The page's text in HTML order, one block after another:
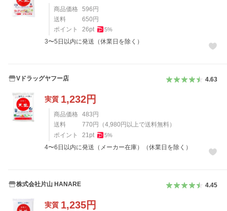
商品価格 596 円
送料
650 円
ポイント
26pt 5%
3〜5日以内に発送（休業日を除く）
Vドラッグヤフー店 4.63
実質 1,232円
商品価格 483 円
送料
770 円 （4,980 円以上で送料無料）
ポイント
21pt 5%
4〜6日以内に発送（メーカー在庫）（休業日を除く）
株式会社片山 HANARE 4.45
実質 1,235円